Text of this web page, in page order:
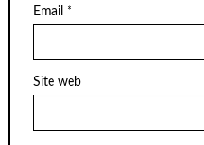
Email *
Site web